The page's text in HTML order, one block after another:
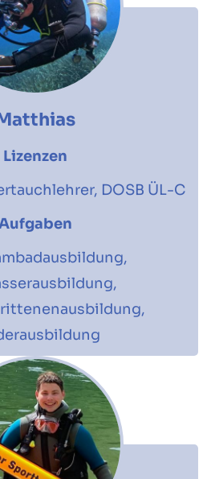
Lizenzen
DOSB ÜL-C